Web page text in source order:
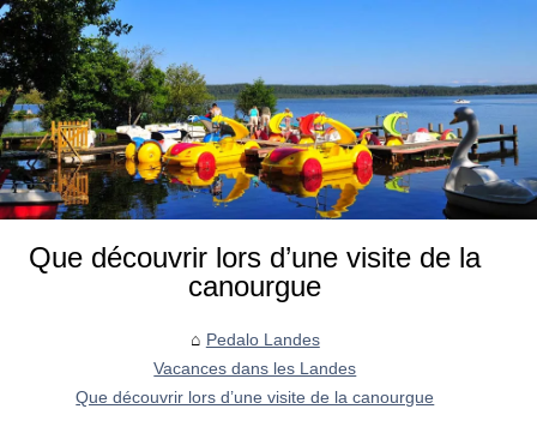
Que découvrir lors d’une visite de la
canourgue
Pedalo Landes
Vacances dans les Landes
Que découvrir lors d’une visite de la canourgue